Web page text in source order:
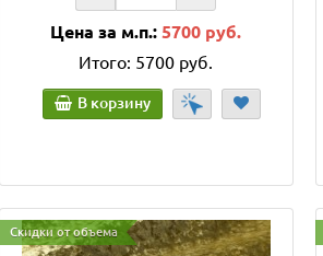
Цена за м.п.:5700 руб.
Итого: 5700 руб.
В корзину
Скидки от объема